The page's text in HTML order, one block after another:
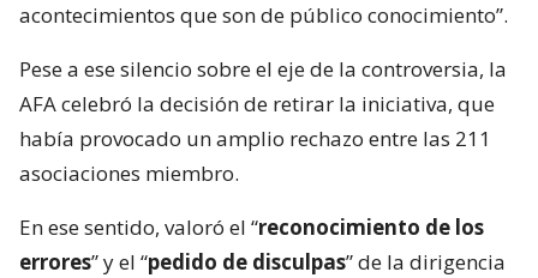
acontecimientos que son de público conocimiento”.
Pese a ese silencio sobre el eje de la controversia, la
AFA celebró la decisión de retirar la iniciativa, que
había provocado un amplio rechazo entre las 211
asociaciones miembro.
En ese sentido, valoró el “reconocimiento de los
errores” y el “pedido de disculpas” de la dirigencia